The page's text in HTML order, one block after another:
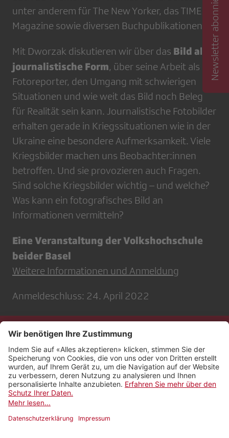
unter anderem für The New Yorker, das TIME
Magazine sowie diversen Buchpublikationen.
Mit Dworzak diskutieren wir über das Bild als
journalistische Form, über seine Arbeit als
Fotoreporter, den Umgang mit schwierigen
Situationen und wie weit das Bild noch Beleg
für Realität sein kann. Journalistische Fotobilder
erhalten gerade in Kriegssituationen wie in der
Ukraine eine besondere Aufmerksamkeit. Viele
Kriegsbilder machen uns Beobachter:innen
betroffen. Und sie provozieren auch Fragen.
Sind solche Kriegsbilder wichtig – und welche?
Was kann ein fotografisches Bild an
Informationen vermitteln?
Eine Veranstaltung der Volkshochschule
beider Basel
Weitere Informationen und Anmeldung
Anmeldeschluss: 24. April 2022
Newsletter abonnieren
Kontakt
Impressum
Rechtliches
Netiquette